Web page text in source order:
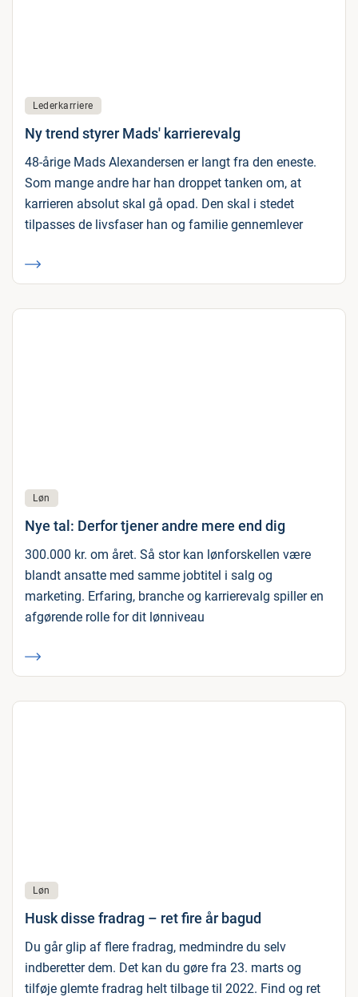
Lederkarriere
Ny trend styrer Mads' karrierevalg
48-årige Mads Alexandersen er langt fra den eneste.
Som mange andre har han droppet tanken om, at
karrieren absolut skal gå opad. Den skal i stedet
tilpasses de livsfaser han og familie gennemlever
Løn
Nye tal: Derfor tjener andre mere end dig
300.000 kr. om året. Så stor kan lønforskellen være
blandt ansatte med samme jobtitel i salg og
marketing. Erfaring, branche og karrierevalg spiller en
afgørende rolle for dit lønniveau
Løn
Husk disse fradrag – ret fire år bagud
Du går glip af flere fradrag, medmindre du selv
indberetter dem. Det kan du gøre fra 23. marts og
tilføje glemte fradrag helt tilbage til 2022. Find og ret